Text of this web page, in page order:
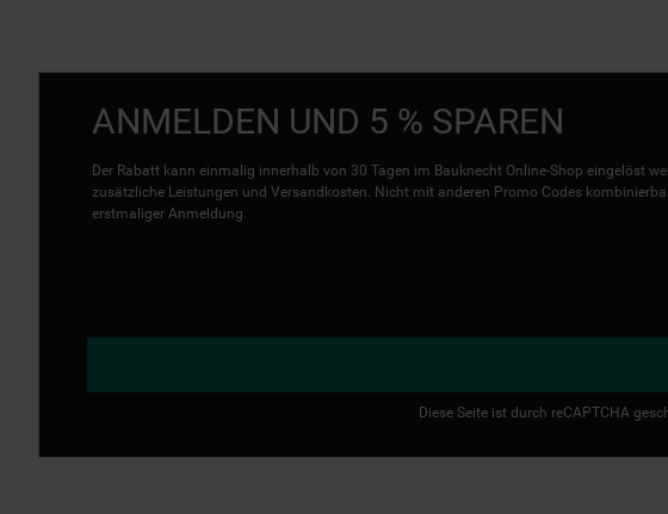
ANMELDEN UND 5 % SPAREN
Der Rabatt kann einmalig innerhalb von 30 Tagen im Bauknecht Online-Shop eingelöst
zusätzliche Leistungen und Versandkosten. Nicht mit anderen Promo Codes
erstmaliger Anmeldung.
Diese Seite ist durch reCAPTCHA